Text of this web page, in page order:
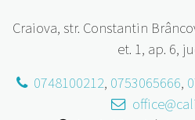
Craiova, str. Constantin
et. 1, ap. 6,
0748100212, 0753065666,